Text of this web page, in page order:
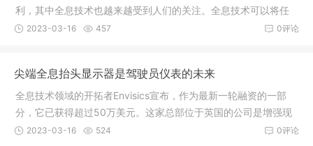
利，其中全息技术也越来越受到人们的关注。全息技术可以将任
何物体通过电脑制作成三维图像，通过摄像头和数据处理器进行
常广泛。其实人们
0评论
2023-03-16 457
尖端全息抬头显示器是驾驶员仪表的未来
全息技术领域的开拓者Envisics宣布，作为最新一轮融资的一部
分，它已获得超过50万美元。这家总部位于英国的公司是增强现
实抬头显示器（AR HUD）的领导者，该功能即将在2024年凯迪
0评论
2023-03-16 524